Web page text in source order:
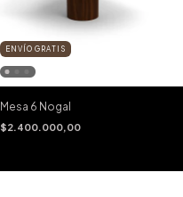
ENVÍO GRATIS
Mesa 6 Nogal
$2.400.000,00